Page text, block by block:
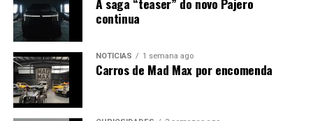
continua
NOTÍCIAS 1 semana ago
Carros de Mad Max por encomenda